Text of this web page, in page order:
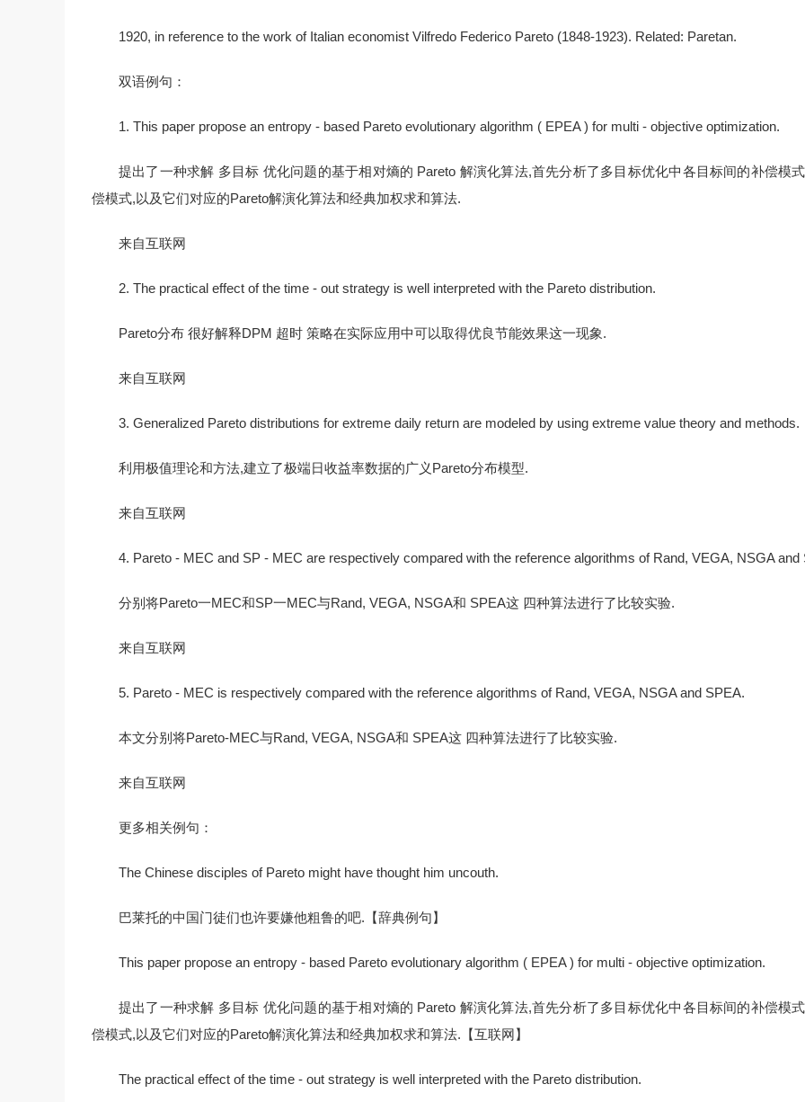
1920, in reference to the work of Italian economist Vilfredo Federico Pareto (1848-1923). Related: Paretan.
双语例句：
1. This paper propose an entropy - based Pareto evolutionary algorithm ( EPEA ) for multi - objective optimization.
提出了一种求解 多目标 优化问题的基于相对熵的 Pareto 解演化算法,首先分析了多目标优化中各目标间的补偿模
偿模式,以及它们对应的Pareto解演化算法和经典加权求和算法.
来自互联网
2. The practical effect of the time - out strategy is well interpreted with the Pareto distribution.
Pareto分布 很好解释DPM 超时 策略在实际应用中可以取得优良节能效果这一现象.
来自互联网
3. Generalized Pareto distributions for extreme daily return are modeled by using extreme value theory and methods.
利用极值理论和方法,建立了极端日收益率数据的广义Pareto分布模型.
来自互联网
4. Pareto - MEC and SP - MEC are respectively compared with the reference algorithms of Rand, VEGA, NSGA and
分别将Pareto一MEC和SP一MEC与Rand, VEGA, NSGA和 SPEA这 四种算法进行了比较实验.
来自互联网
5. Pareto - MEC is respectively compared with the reference algorithms of Rand, VEGA, NSGA and SPEA.
本文分别将Pareto-MEC与Rand, VEGA, NSGA和 SPEA这 四种算法进行了比较实验.
来自互联网
更多相关例句：
The Chinese disciples of Pareto might have thought him uncouth.
巴莱托的中国门徒们也许要嫌他粗鲁的吧.【辞典例句】
This paper propose an entropy - based Pareto evolutionary algorithm ( EPEA ) for multi - objective optimization.
提出了一种求解 多目标 优化问题的基于相对熵的 Pareto 解演化算法,首先分析了多目标优化中各目标间的补偿模
偿模式,以及它们对应的Pareto解演化算法和经典加权求和算法.【互联网】
The practical effect of the time - out strategy is well interpreted with the Pareto distribution.